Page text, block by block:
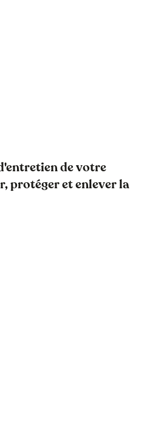
de votre
protéger et enlever la